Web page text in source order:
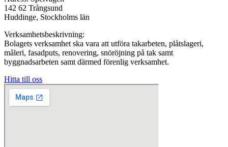
142 62 Trångsund
Huddinge, Stockholms län
Verksamhetsbeskrivning:
Bolagets verksamhet ska vara att utföra takarbeten, plåtslageri,
måleri, fasadputs, renovering, snöröjning på tak samt
byggnadsarbeten samt därmed förenlig verksamhet.
Hitta till oss